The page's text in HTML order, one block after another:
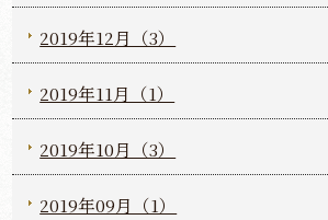
2019年12月（3）
2019年11月（1）
2019年10月（3）
2019年09月（1）